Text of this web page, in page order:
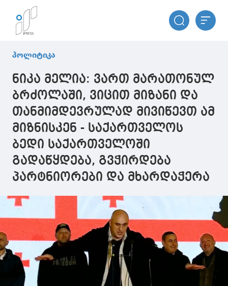
პოლიტიკა
ნიკა მელია: ვართ მარათონულ
ბრძოლაში, ვიცით მიზანი და
თანმიმდევრულად მივიწევთ ამ
მიზნისკენ - საქართველოს
ბედი საქართველოში
გადაწყდება, გვჭირდება
პარტნიორები და მხარდაჭერა